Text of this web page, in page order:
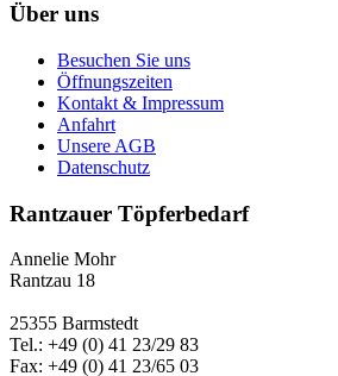
Über uns
Besuchen Sie uns
Öffnungszeiten
Kontakt & Impressum
Anfahrt
Unsere AGB
Datenschutz
Rantzauer Töpferbedarf
Annelie Mohr
Rantzau 18
25355 Barmstedt
Tel.: +49 (0) 41 23/29 83
Fax: +49 (0) 41 23/65 03